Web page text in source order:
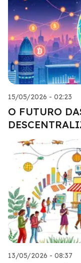
15/05/2026 - 02:23
O FUTURO
13/05/2026 - 08:37